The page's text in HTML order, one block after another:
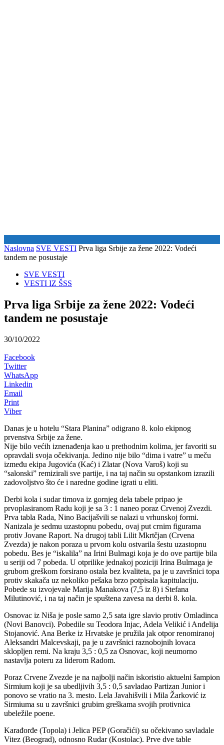
Naslovna SVE VESTI Prva liga Srbije za žene 2022: Vodeći
tandem ne posustaje
SVE VESTI
VESTI IZ ŠSS
Prva liga Srbije za žene 2022: Vodeći
tandem ne posustaje
30/10/2022
Facebook
Twitter
WhatsApp
Linkedin
Email
Print
Viber
Danas je u hotelu “Stara Planina” odigrano 8. kolo ekipnog
prvenstva Srbije za žene.
Nije bilo većih iznenađenja kao u prethodnim kolima, jer favoriti su
opravdali svoja očekivanja. Jedino nije bilo “dima i vatre” u meču
između ekipa Jugovića (Kać) i Zlatar (Nova Varoš) koji su
“salonski” remizirali sve partije, i na taj način su opstankom izrazili
zadovoljstvo što će i naredne godine igrati u eliti.
Derbi kola i sudar timova iz gornjeg dela tabele pripao je
prvoplasiranom Radu koji je sa 3 : 1 naneo poraz Crvenoj Zvezdi.
Prva tabla Rada, Nino Bacijašvili se nalazi u vrhunskoj formi.
Nanizala je sedmu uzastopnu pobedu, ovaj put crnim figurama
protiv Jovane Raport. Na drugoj tabli Lilit Mkrtčjan (Crvena
Zvezda) je nakon poraza u prvom kolu ostvarila šestu uzastopnu
pobedu. Bes je “iskalila” na Irini Bulmagi koja je do ove partije bila
u seriji od 7 pobeda. U otprilike jednakoj poziciji Irina Bulmaga je
grubom greškom forsirano ostala bez kvaliteta, pa je u završnici topa
protiv skakača uz nekoliko pešaka brzo potpisala kapitulaciju.
Pobede su izvojevale Marija Manakova (7,5 iz 8) i Stefana
Milutinović, i na taj način je spuštena zavesa na derbi 8. kola.
Osnovac iz Niša je posle samo 2,5 sata igre slavio protiv Omladinca
(Novi Banovci). Pobedile su Teodora Injac, Adela Velikić i Anđelija
Stojanović. Ana Berke iz Hrvatske je pružila jak otpor renomiranoj
Aleksandri Malcevskaji, pa je u završnici raznobojnih lovaca
sklopljen remi. Na kraju 3,5 : 0,5 za Osnovac, koji neumorno
nastavlja poteru za liderom Radom.
Poraz Crvene Zvezde je na najbolji način iskoristio aktuelni šampion
Sirmium koji je sa ubedljivih 3,5 : 0,5 savladao Partizan Junior i
ponovo se vratio na 3. mesto. Lela Javahišvili i Mila Žarković iz
Sirmiuma su u završnici grubim greškama svojih protivnica
ubeležile poene.
Karađorđe (Topola) i Jelica PEP (Goračići) su očekivano savladale
Vitez (Beograd), odnosno Rudar (Kostolac). Prve dve table